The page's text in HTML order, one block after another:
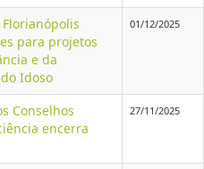
Florianópolis
para projetos
e da
Idoso
01/12/2025
Conselhos
encerra
27/11/2025